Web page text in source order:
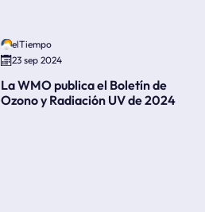
elTiempo
23 sep 2024
La WMO publica el Boletín de
Ozono y Radiación UV de 2024